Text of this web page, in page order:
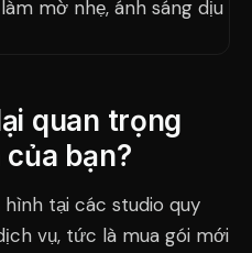
quan trọng
bạn?
tại các studio quy
vụ, tức là mua gói mới